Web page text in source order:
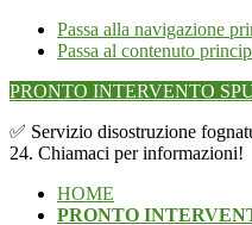
Passa alla navigazione
Passa al contenuto
PRONTO INTERVENTO
✅ Servizio disostruzione
24. Chiamaci per informazioni!
HOME
PRONTO